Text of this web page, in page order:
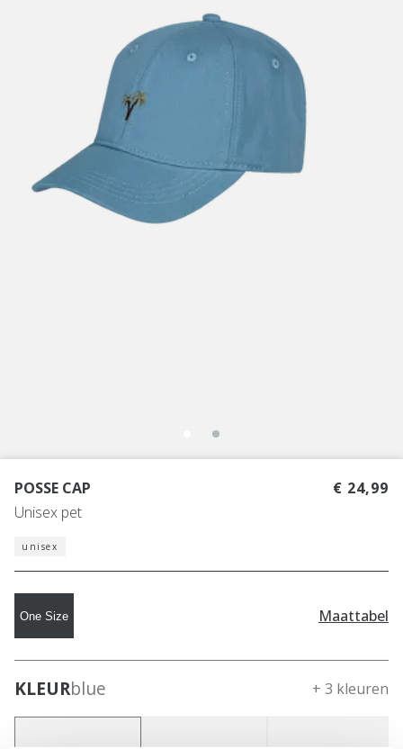
POSSE CAP
Unisex pet
€ 24,99
unisex
One Size Maattabel
KLEURblue + 3 kleuren